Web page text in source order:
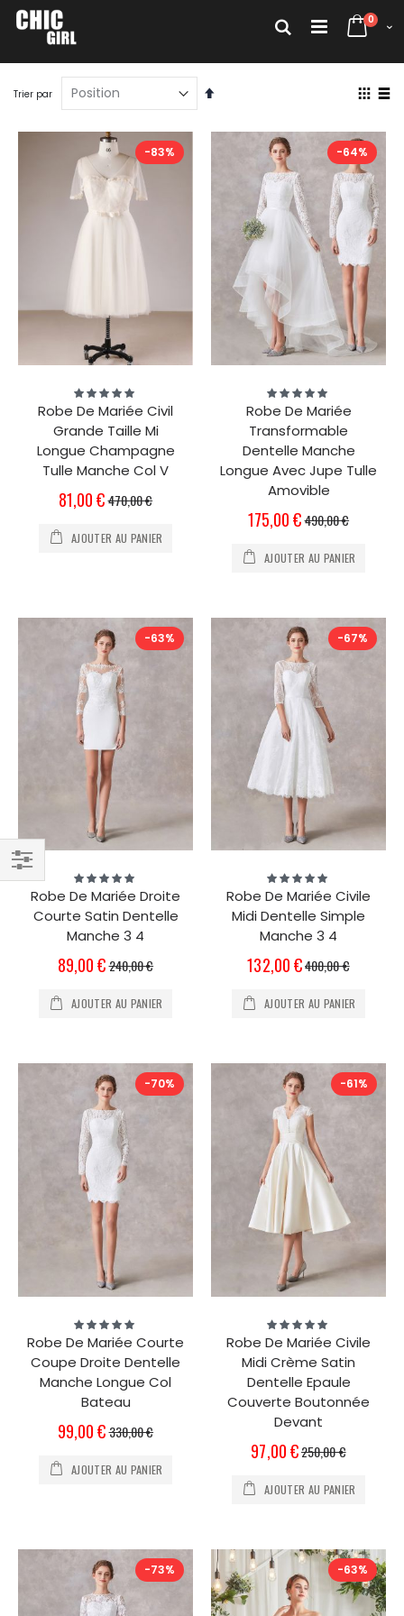
Rechercher Cart
0
Trier par
en
-83%
Évaluation:
100%
Robe De Mariée Civil
Grande Taille Mi
Longue Champagne
Tulle Manche Col V
Prix
Spécial
81,00 €470,00 €
AJOUTER AU PANIER
-64%
Évaluation:
100%
Robe De Mariée
Transformable
Dentelle Manche
Longue Avec Jupe Tulle
Amovible
Prix
Spécial
175,00 €490,00 €
AJOUTER AU PANIER
-63%
Évaluation:
100%
Robe De Mariée Droite
Courte Satin Dentelle
Manche 3 4
Prix
Spécial
89,00 €240,00 €
AJOUTER AU PANIER
-67%
Évaluation:
100%
Robe De Mariée Civile
Midi Dentelle Simple
Manche 3 4
Prix
Spécial
132,00 €400,00 €
AJOUTER AU PANIER
-70%
Évaluation:
100%
Robe De Mariée Courte
Coupe Droite Dentelle
Manche Longue Col
Bateau
Prix
Spécial
99,00 €330,00 €
AJOUTER AU PANIER
-61%
Évaluation:
100%
Robe De Mariée Civile
Midi Crème Satin
Dentelle Epaule
Couverte Boutonnée
Devant
Prix
Spécial
97,00 €250,00 €
AJOUTER AU PANIER
-73% -63%
Filtrer
par